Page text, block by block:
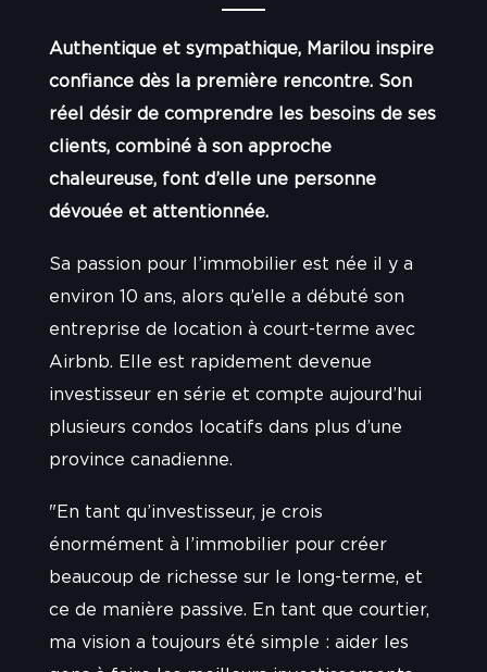
Authentique et sympathique, Marilou inspire
confiance dès la première rencontre. Son
réel désir de comprendre les besoins de ses
clients, combiné à son approche
chaleureuse, font d’elle une personne
dévouée et attentionnée.
Sa passion pour l’immobilier est née il y a
environ 10 ans, alors qu’elle a débuté son
entreprise de location à court-terme avec
Airbnb. Elle est rapidement devenue
investisseur en série et compte aujourd’hui
plusieurs condos locatifs dans plus d’une
province canadienne.
"En tant qu’investisseur, je crois
énormément à l’immobilier pour créer
beaucoup de richesse sur le long-terme, et
ce de manière passive. En tant que courtier,
ma vision a toujours été simple : aider les